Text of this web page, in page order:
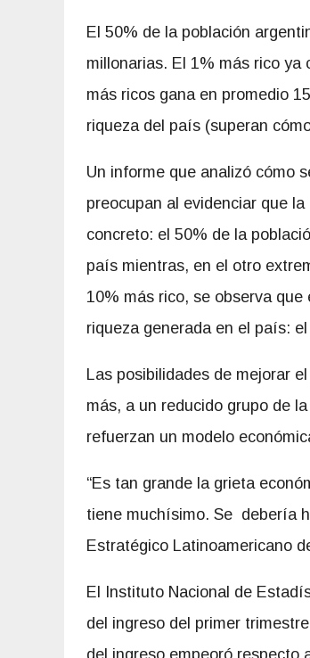
El 50% de la población
millonarias. El 1% más rico
más ricos gana en promedio
riqueza del país (superan
Un informe que analizó cómo
preocupan al evidenciar que
concreto: el 50% de la
país mientras, en el otro
10% más rico, se observa
riqueza generada en el país:
Las posibilidades de mejorar
más, a un reducido grupo de
refuerzan un modelo
“Es tan grande la grieta
tiene muchísimo. Se debería
Estratégico Latinoamericano
El Instituto Nacional de
del ingreso del primer